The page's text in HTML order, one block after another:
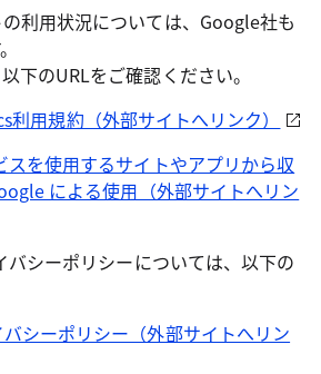
利用状況については、Google社も
下のURLをご確認ください。
用規約（外部サイトへリンク）
を使用するサイトやアプリから収
による使用（外部サイトへリン
シーポリシーについては、以下の
シーポリシー（外部サイトへリン